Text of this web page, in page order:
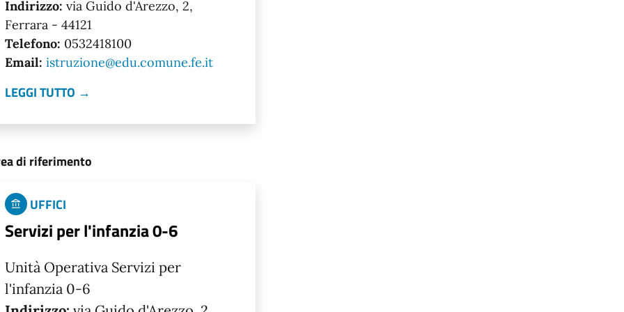
Indirizzo: via Guido d'Arezzo, 2,
Ferrara - 44121
Telefono: 0532418100
Email: istruzione@edu.comune.fe.it
LEGGI TUTTO →
di riferimento
UFFICI
Servizi per l'infanzia 0-6
Unità Operativa Servizi per
l'infanzia 0-6